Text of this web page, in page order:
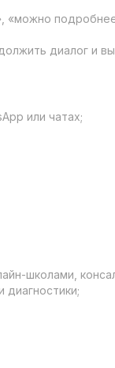
диалог и
или чатах;
школами,
диагностики;